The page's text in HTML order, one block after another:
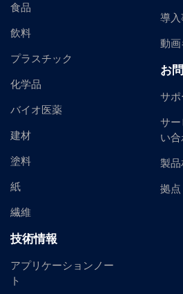
食品
飲料
プラスチック
化学品
バイオ医薬
建材
塗料
紙
繊維
技術情報
アプリケーションノー
ト
導
動
お
サポ
サ
い
製
拠